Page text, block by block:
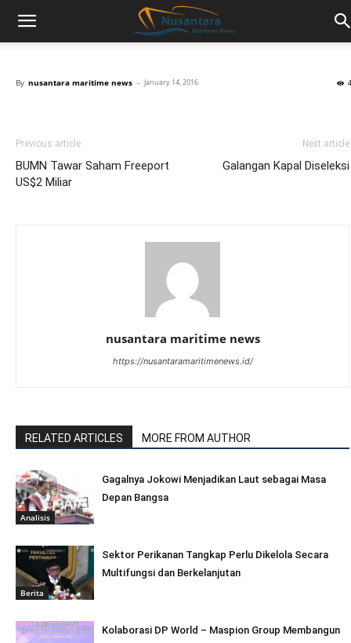
By nusantara maritime news - January 14, 2016
Previous article
BUMN Tawar Saham Freeport
US$2 Miliar
Next article
Galangan Kapal Diseleksi
nusantara maritime news
https://nusantaramaritimenews.id/
RELATED ARTICLES MORE FROM AUTHOR
Analisis
Gagalnya Jokowi Menjadikan Laut sebagai Masa
Depan Bangsa
Berita
Sektor Perikanan Tangkap Perlu Dikelola Secara
Multifungsi dan Berkelanjutan
Kolaborasi DP World – Maspion Group Membangun